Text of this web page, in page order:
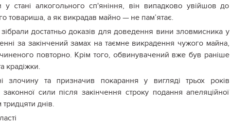
у стані алкогольного сп'яніння, він випадково увійшов до
товариша, а як викрадав майно — не пам’ятає.
зібрали достатньо доказів для доведення вини зловмисника у
за закінчений замах на таємне викрадення чужого майна,
повторно. Крім того, обвинувачений вже був раніше
крадіжки.
та призначив покарання у вигляді трьох років
сили після закінчення строку подання апеляційної
днів.